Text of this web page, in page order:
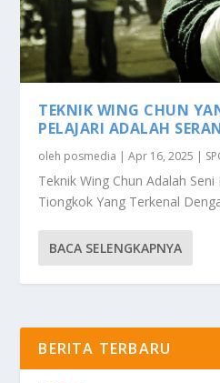
TEKNIK WING CHUN
PELAJARI ADALAH
oleh posmedia |Apr 16, 2025 |
Teknik Wing Chun Adalah
Tiongkok Yang Terkenal
BACA SELENGKAPNYA
BERITA TERBARU